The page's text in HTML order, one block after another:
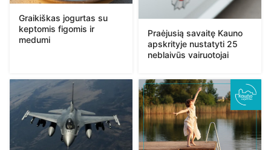
Graikiškas jogurtas su
keptomis figomis ir
medumi
Praėjusią savaitę Kauno
apskrityje nustatyti 25
neblaivūs vairuotojai